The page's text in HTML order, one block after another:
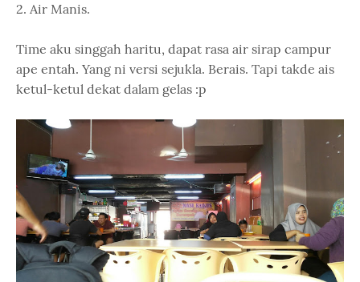
2. Air Manis.
Time aku singgah haritu, dapat rasa air sirap campur
ape entah. Yang ni versi sejukla. Berais. Tapi takde ais
ketul-ketul dekat dalam gelas :p